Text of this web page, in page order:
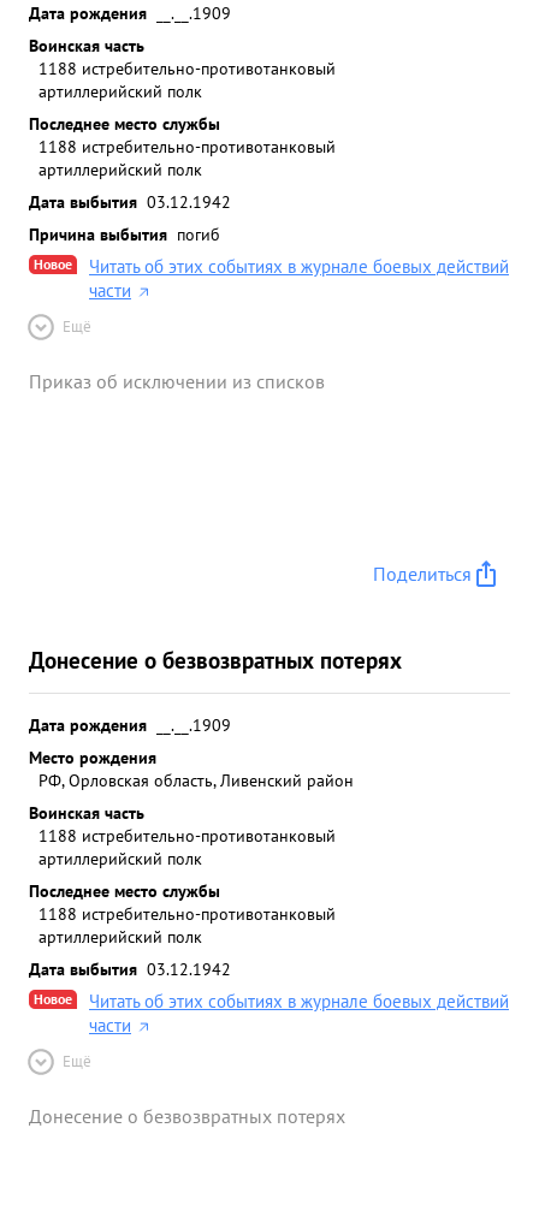
Дата рождения
__.__.1909
Воинская часть
1188 истребительно-противотанковый
артиллерийский полк
Последнее место службы
1188 истребительно-противотанковый
артиллерийский полк
Дата выбытия 03.12.1942
Причина выбытия погиб
Новое
Читать об этих событиях в журнале боевых действий
части
Ещё
Приказ об исключении из списков
Поделиться
Донесение о безвозвратных потерях
Дата рождения
__.__.1909
Место рождения
РФ, Орловская область, Ливенский район
Воинская часть
1188 истребительно-противотанковый
артиллерийский полк
Последнее место службы
1188 истребительно-противотанковый
артиллерийский полк
Дата выбытия 03.12.1942
Новое
Читать об этих событиях в журнале боевых действий
части
Ещё
Донесение о безвозвратных потерях